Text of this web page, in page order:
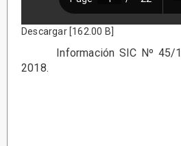
Descargar [162.00 B]
Información SIC Nº 45/
2018.